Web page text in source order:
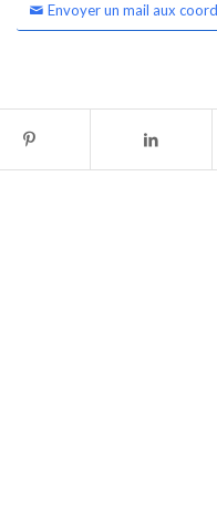
Envoyer un mail aux